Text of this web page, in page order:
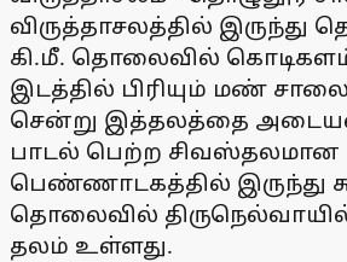
விருத்தாசலத்தில் இருந்து
கி.மீ. தொலைவில்
இடத்தில் பிரியும் மண்
சென்று இத்தலத்தை
பாடல் பெற்ற சிவஸ்தலமான
பெண்ணாடகத்தில் இருந்து
தொலைவில்
தலம் உள்ளது.